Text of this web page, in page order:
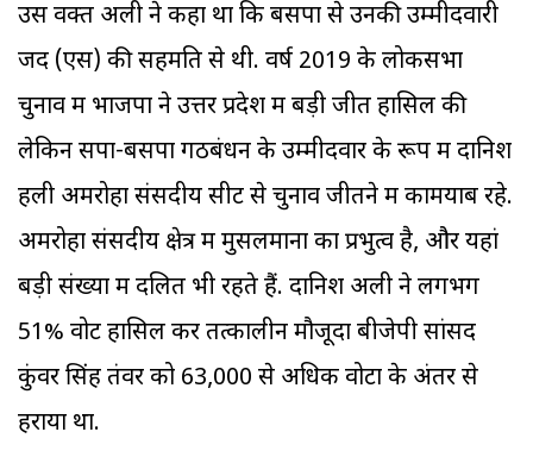
उस वक्त अली ने कहा था कि बसपा से उनकी उम्मीदवारी
जद (एस) की सहमति से थी. वर्ष 2019 के लोकसभा
चुनाव में भाजपा ने उत्तर प्रदेश में बड़ी जीत हासिल की
लेकिन सपा-बसपा गठबंधन के उम्मीदवार के रूप में दानिश
हली अमरोहा संसदीय सीट से चुनाव जीतने में कामयाब रहे.
अमरोहा संसदीय क्षेत्र में मुसलमानों का प्रभुत्व है, और यहां
बड़ी संख्या में दलित भी रहते हैं. दानिश अली ने लगभग
51% वोट हासिल कर तत्कालीन मौजूदा बीजेपी सांसद
कुंवर सिंह तंवर को 63,000 से अधिक वोटों के अंतर से
हराया था.